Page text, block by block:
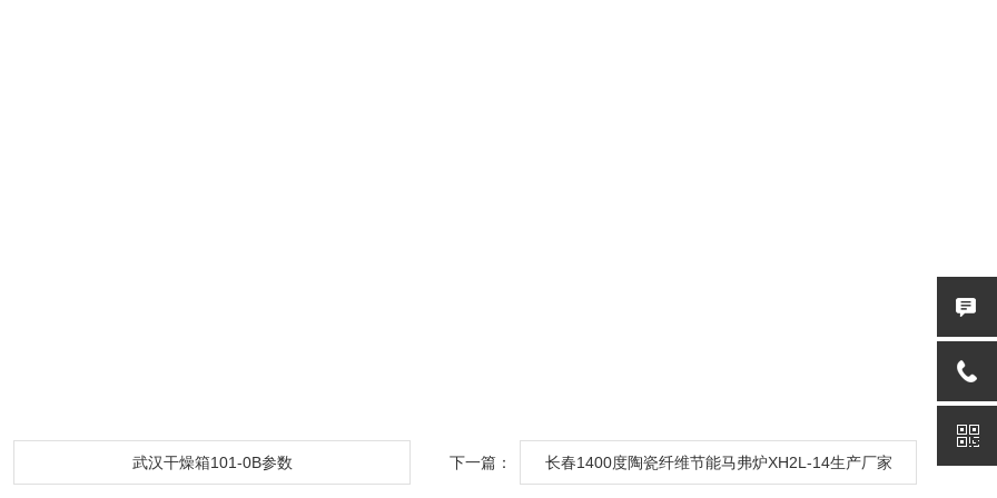
武汉干燥箱101-0B参数 下一篇： 长春1400度陶瓷纤维节能马弗炉XH2L-14生产厂家